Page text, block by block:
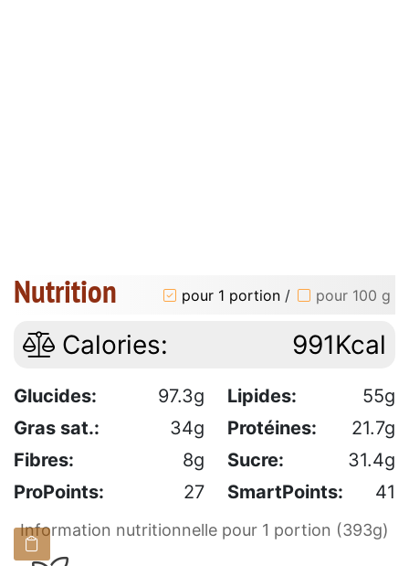
Nutrition pour 1 portion / pour 100 g
Calories: 991Kcal
Glucides: 97.3g Lipides:
55g
Gras sat.:
34g Protéines:
21.7g
Fibres:
8g Sucre:
31.4g
ProPoints:
27 SmartPoints: 41
Information nutritionnelle pour 1 portion (393g)